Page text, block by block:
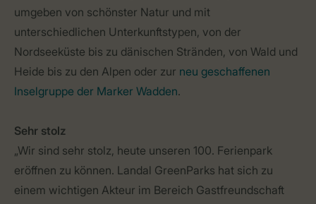
umgeben von schönster Natur und mit
unterschiedlichen Unterkunftstypen, von der
Nordseeküste bis zu dänischen Stränden, von Wald und
Heide bis zu den Alpen oder zur neu geschaffenen
Inselgruppe der Marker Wadden.
Sehr stolz
„Wir sind sehr stolz, heute unseren 100. Ferienpark
eröffnen zu können. Landal GreenParks hat sich zu
einem wichtigen Akteur im Bereich Gastfreundschaft